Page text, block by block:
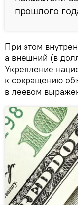
прошлого
При этом
а внешний (в
Укрепление
к сокращению
в леевом